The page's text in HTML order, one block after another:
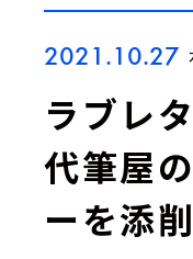
2021.10.27
ラブレ
代筆屋
ーを添削